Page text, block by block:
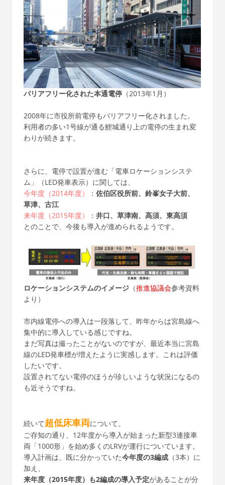
バリアフリー化された本通電停（2013年1月）
2008年に市役所前電停もバリアフリー化されました。
利用者の多い1号線が通る鯉城通り上の電停の生まれ変
わりが続きます。
さらに、電停で設置が進む「電車ロケーションシステ
ム」（LED発車表示）に関しては、
今年度（2014年度）
： 佐伯区役所前、鈴峯女子大前、
草津、古江
来年度（2015年度）
： 井口、草津南、高須、東高須
とのことで、今後も導入が進められるようです。
ロケーションシステムのイメージ（推進協議会参考資料
より）
市内線電停への導入は一段落して、昨年からは宮島線へ
集中的に導入している感じですね。
まだ写真は撮ったことがないのですが、最近本当に宮島
線のLED発車標が増えたように実感します。これは評価
したいです。
設置されてない電停のほうが珍しいような状況になるの
も近そうですね。
続いて超低床車両について。
ご存知の通り、12年度から導入が始まった新型3連接車
両「1000形」を始め多くのLRVが運行についています。
導入計画は、既に分かっていた今年度の3編成（3本）に
加え、
来年度（2015年度）も2編成の導入予定があることが分